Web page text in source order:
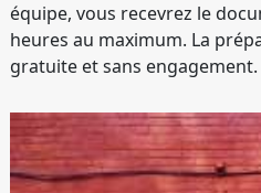
équipe, vous recevrez le
heures au maximum. La
gratuite et sans engagement.